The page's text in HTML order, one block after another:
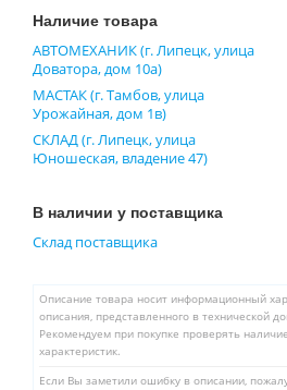
Наличие товара
АВТОМЕХАНИК (г. Липецк, улица
Доватора, дом 10а)
МАСТАК (г. Тамбов, улица
Урожайная, дом 1в)
СКЛАД (г. Липецк, улица
Юношеская, владение 47)
В наличии у поставщика
Склад поставщика
Описание товара носит информационный
описания, представленного в технической
Рекомендуем при покупке проверять
характеристик.
Если Вы заметили ошибку в описании,